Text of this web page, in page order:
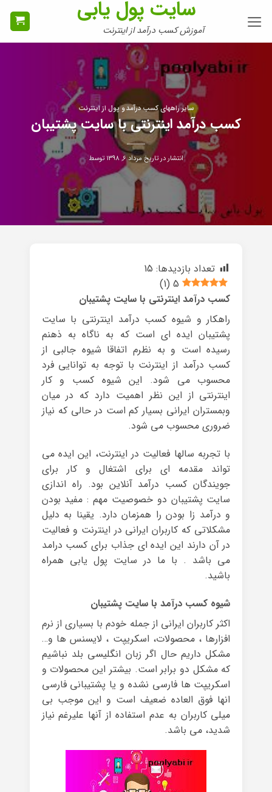
سایت پول یابی
آموزش کسب درآمد از اینترنت
سایر راههای کسب درآمد و پول از اینترنت
کسب درآمد اینترنتی با سایت پشتیبان
انتشار در تاریخمرداد ۶, ۱۳۹۸ توسط
تعداد بازدیدها: 15
5
(
1
)
کسب درآمد اینترنتی با سایت پشتیبان
راهکار و شیوه کسب درآمد اینترنتی با سایت
پشتیبان ایده ای است که به ناگاه به ذهنم
رسیده است و به نظرم اتفاقا شیوه جالبی از
کسب درآمد از اینترنت با توجه به توانایی فرد
محسوب می شود. این شیوه کسب و کار
اینترنتی از این نظر اهمیت دارد که در میان
وبمستران ایرانی بسیار کم است در حالی که نیاز
ضروری محسوب می شود.
با تجربه سالها فعالیت در اینترنت، این ایده می
تواند مقدمه ای برای اشتغال و کار برای
جویندگان کسب درآمد آنلاین بود. راه اندازی
سایت پشتیبان دو خصوصیت مهم : مفید بودن
و درآمد زا بودن را همزمان دارد. یقینا به دلیل
مشکلاتی که کاربران ایرانی در اینترنت و فعالیت
در آن دارند این ایده ای جذاب برای کسب درامد
می باشد . با ما در سایت پول یابی همراه
باشید.
شیوه کسب درآمد با سایت پشتیبان
اکثر کاربران ایرانی از جمله خودم با بسیاری از نرم
افزارها ، محصولات، اسکریپت ، لایسنس ها و…
مشکل داریم حال اگر زبان انگلیسی بلد نباشیم
که مشکل دو برابر است. بیشتر این محصولات و
اسکریپت ها فارسی نشده و یا پشتیبانی فارسی
انها فوق العاده ضعیف است و این موجب بی
میلی کاربران به عدم استفاده از آنها علیرغم نیاز
شدید، می باشد.